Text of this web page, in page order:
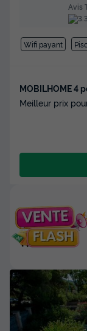
Avis
Wifi payant
MOBILHOME 4
Meilleur prix